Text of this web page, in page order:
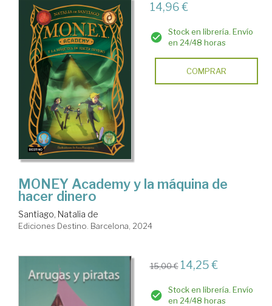
14,96 €
Stock en librería. Envío
en 24/48 horas
COMPRAR
MONEY Academy y la máquina de
hacer dinero
Santiago, Natalia de
Ediciones Destino. Barcelona, 2024
15,00 € 14,25 €
Stock en librería. Envío
en 24/48 horas